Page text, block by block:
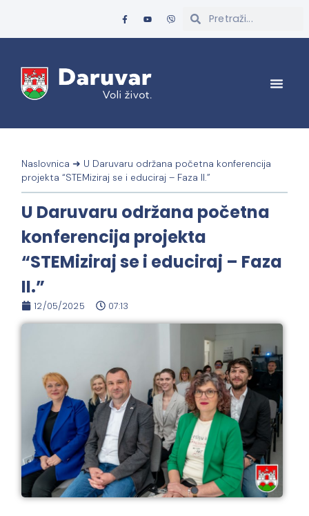
Naslovnica ➜ U Daruvaru održana početna konferencija
projekta “STEMiziraj se i educiraj – Faza II.”
U Daruvaru održana početna
konferencija projekta
“STEMiziraj se i educiraj – Faza
II.”
12/05/2025 07:13